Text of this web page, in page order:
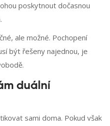
poskytnout dočasnou
ale možné. Pochopení
být řešeny najednou, je
duální
sami doma. Pokud však